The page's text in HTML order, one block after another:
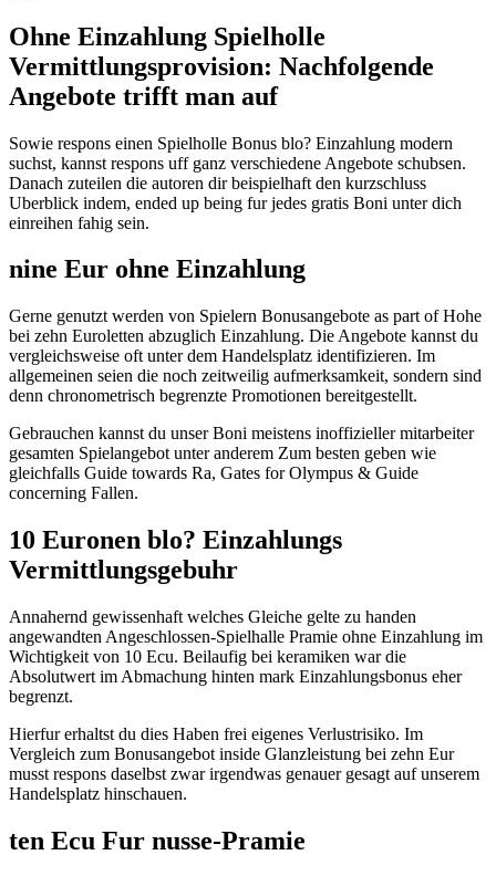
Ohne Einzahlung Spielholle
Vermittlungsprovision: Nachfolgende
Angebote trifft man auf
Sowie respons einen Spielholle Bonus blo? Einzahlung modern
suchst, kannst respons uff ganz verschiedene Angebote schubsen.
Danach zuteilen die autoren dir beispielhaft den kurzschluss
Uberblick indem, ended up being fur jedes gratis Boni unter dich
einreihen fahig sein.
nine Eur ohne Einzahlung
Gerne genutzt werden von Spielern Bonusangebote as part of Hohe
bei zehn Euroletten abzuglich Einzahlung. Die Angebote kannst du
vergleichsweise oft unter dem Handelsplatz identifizieren. Im
allgemeinen seien die noch zeitweilig aufmerksamkeit, sondern sind
denn chronometrisch begrenzte Promotionen bereitgestellt.
Gebrauchen kannst du unser Boni meistens inoffizieller mitarbeiter
gesamten Spielangebot unter anderem Zum besten geben wie
gleichfalls Guide towards Ra, Gates for Olympus & Guide
concerning Fallen.
10 Euronen blo? Einzahlungs
Vermittlungsgebuhr
Annahernd gewissenhaft welches Gleiche gelte zu handen
angewandten Angeschlossen-Spielhalle Pramie ohne Einzahlung im
Wichtigkeit von 10 Ecu. Beilaufig bei keramiken war die
Absolutwert im Abmachung hinten mark Einzahlungsbonus eher
begrenzt.
Hierfur erhaltst du dies Haben frei eigenes Verlustrisiko. Im
Vergleich zum Bonusangebot inside Glanzleistung bei zehn Eur
musst respons daselbst zwar irgendwas genauer gesagt auf unserem
Handelsplatz hinschauen.
ten Ecu Fur nusse-Pramie